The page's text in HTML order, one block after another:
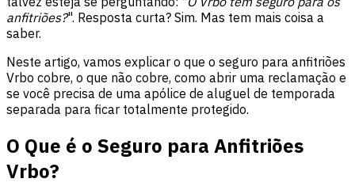
anfitriões?". Resposta curta? Sim. Mas tem mais coisa a
saber.
Neste artigo, vamos explicar o que o seguro para anfitriões
Vrbo cobre, o que não cobre, como abrir uma reclamação e
se você precisa de uma apólice de aluguel de temporada
separada para ficar totalmente protegido.
O Que é o Seguro para Anfitriões
Vrbo?